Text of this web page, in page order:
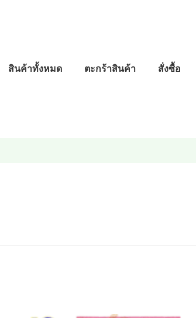
Main
สินค้าทั้งหมด ตะกร้าสินค้า สั่งซื้อ